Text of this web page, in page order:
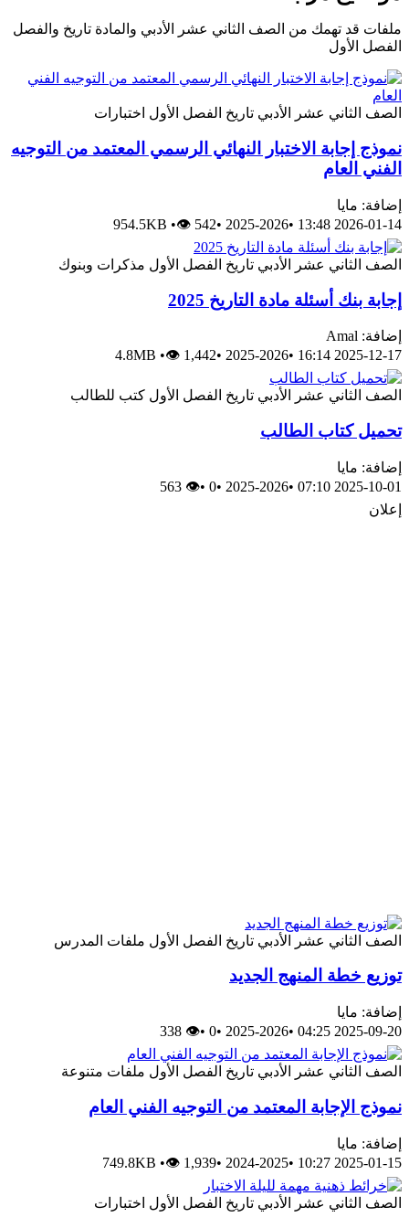
ملفات قد تهمك من الصف الثاني عشر الأدبي والمادة تاريخ والفصل
الفصل الأول
الصف الثاني عشر الأدبي تاريخ الفصل الأول اختبارات
نموذج إجابة الاختبار النهائي الرسمي المعتمد من التوجيه
الفني العام
إضافة: مايا
2026-01-14 13:48
•
2025-2026
•
954.5KB •👁 542
الصف الثاني عشر الأدبي تاريخ الفصل الأول مذكرات وبنوك
إجابة بنك أسئلة مادة التاريخ 2025
إضافة: Amal
2025-12-17 16:14
•
2025-2026
•
4.8MB •👁 1,442
الصف الثاني عشر الأدبي تاريخ الفصل الأول كتب للطالب
تحميل كتاب الطالب
إضافة: مايا
2025-10-01 07:10
•
2025-2026
•
0
•
👁 563
إعلان
الصف الثاني عشر الأدبي تاريخ الفصل الأول ملفات المدرس
توزيع خطة المنهج الجديد
إضافة: مايا
2025-09-20 04:25
•
2025-2026
•
0
•
👁 338
الصف الثاني عشر الأدبي تاريخ الفصل الأول ملفات متنوعة
نموذج الإجابة المعتمد من التوجيه الفني العام
إضافة: مايا
2025-01-15 10:27
•
2024-2025
•
749.8KB •👁 1,939
الصف الثاني عشر الأدبي تاريخ الفصل الأول اختبارات